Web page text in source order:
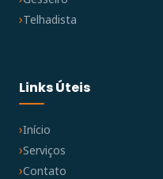
Telhadista
Links Úteis
Início
Serviços
Contato